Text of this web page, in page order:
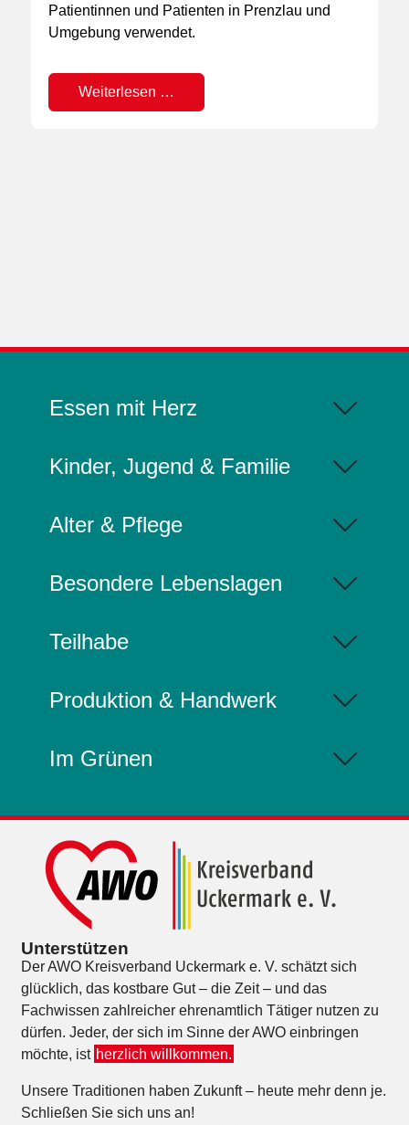
Patientinnen und Patienten in Prenzlau und
Umgebung verwendet.
Weiterlesen …
Essen mit Herz
Kinder, Jugend & Familie
Alter & Pflege
Besondere Lebenslagen
Teilhabe
Produktion & Handwerk
Im Grünen
Unterstützen
Der AWO Kreisverband Uckermark e. V. schätzt sich
glücklich, das kostbare Gut – die Zeit – und das
Fachwissen zahlreicher ehrenamtlich Tätiger nutzen zu
dürfen. Jeder, der sich im Sinne der AWO einbringen
möchte, ist herzlich willkommen.
Unsere Traditionen haben Zukunft – heute mehr denn je.
Schließen Sie sich uns an!